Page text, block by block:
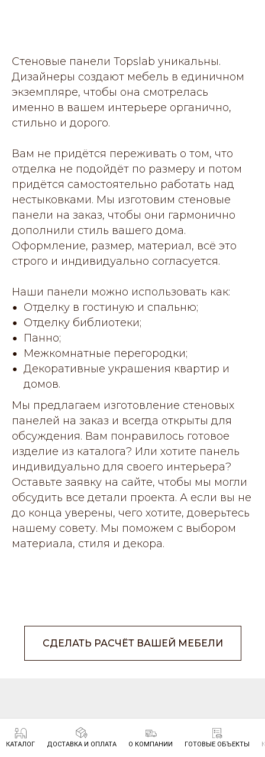
КАТАЛОГ ДОСТАВКА И ОПЛАТА О КОМПАНИИ ГОТОВЫЕ ОБЪЕКТЫ
Стеновые панели Topslab уникальны.
Дизайнеры создают мебель в единичном
экземпляре, чтобы она смотрелась
именно в вашем интерьере органично,
стильно и дорого.
Вам не придётся переживать о том, что
отделка не подойдёт по размеру и потом
придётся самостоятельно работать над
нестыковками. Мы изготовим стеновые
панели на заказ, чтобы они гармонично
дополнили стиль вашего дома.
Оформление, размер, материал, всё это
строго и индивидуально согласуется.
Наши панели можно использовать как:
Отделку в гостиную и спальню;
Отделку библиотеки;
Панно;
Межкомнатные перегородки;
Декоративные украшения квартир и
домов.
Мы предлагаем изготовление стеновых
панелей на заказ и всегда открыты для
обсуждения. Вам понравилось готовое
изделие из каталога? Или хотите панель
индивидуально для своего интерьера?
Оставьте заявку на сайте, чтобы мы могли
обсудить все детали проекта. А если вы не
до конца уверены, чего хотите, доверьтесь
нашему совету. Мы поможем с выбором
материала, стиля и декора.
СДЕЛАТЬ РАСЧЁТ ВАШЕЙ МЕБЕЛИ
НАШИ ОСОБЕННОСТИ